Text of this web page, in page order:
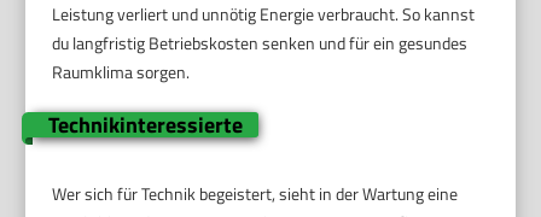
Leistung verliert und unnötig Energie verbraucht. So kannst
du langfristig Betriebskosten senken und für ein gesundes
Raumklima sorgen.
Technikinteressierte
Wer sich für Technik begeistert, sieht in der Wartung eine